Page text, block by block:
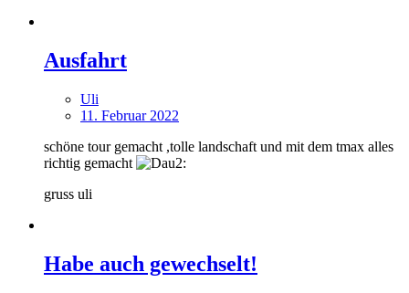
Ausfahrt
Uli
11. Februar 2022
schöne tour gemacht ,tolle landschaft und mit dem tmax alles
richtig gemacht
gruss uli
Habe auch gewechselt!